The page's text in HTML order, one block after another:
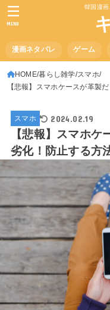
韓国漫画
漫画ネタバレ ゲーム
MENU
HOME 暮らし雑学 スマホ
【悲報】スマホケースが革製
スマホ 2024.02.19
【悲報】スマホ
劣化！防止する方